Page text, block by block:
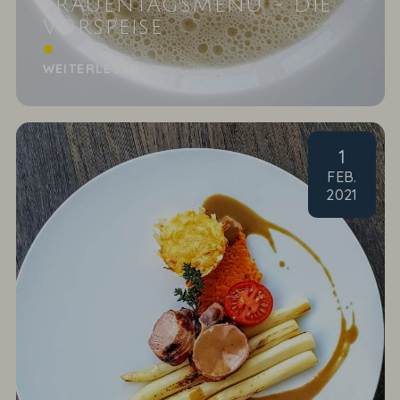
FRAUENTAGSMENÜ - DIE
VORSPEISE
Apfel-Sellerie-Schaum-Süppchen mit Pinienkernen
WEITERLESEN
1
FEB.
2021